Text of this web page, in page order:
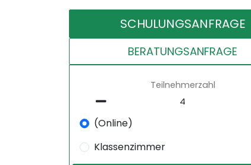
SCHULUNGSANFRAGE
BERATUNGSANFRAGE
Teilnehmerzahl
(Online)
Klassenzimmer